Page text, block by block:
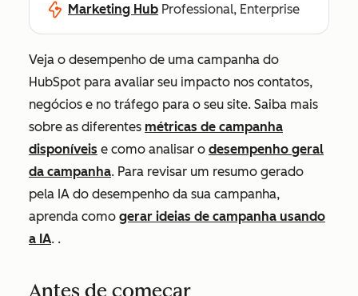
Marketing Hub Professional, Enterprise
Veja o desempenho de uma campanha do
HubSpot para avaliar seu impacto nos contatos,
negócios e no tráfego para o seu site. Saiba mais
sobre as diferentes métricas de campanha
disponíveis e como analisar o desempenho geral
da campanha. Para revisar um resumo gerado
pela IA do desempenho da sua campanha,
aprenda como gerar ideias de campanha usando
a IA. .
Antes de começar